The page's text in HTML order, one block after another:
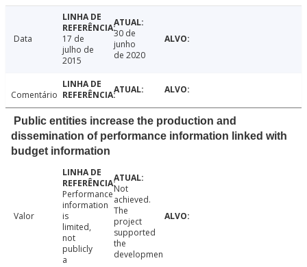
Data
17 de
julho de
2015
30 de
junho
de 2020
Comentário
Public entities increase the production and
dissemination of performance information linked with
budget information
Valor
Performance
information
is
limited,
not
publicly
a
Not
achieved.
The
project
supported
the
developmen